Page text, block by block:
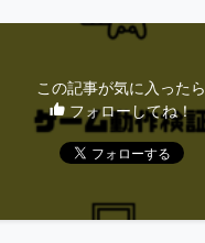
この記事が気に入ったら
フォローしてね！